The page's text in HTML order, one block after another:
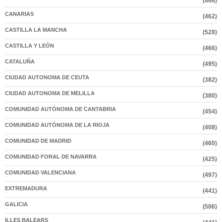
CANARIAS (462)
CASTILLA LA MANCHA (528)
CASTILLA Y LEÓN (466)
CATALUÑA (495)
CIUDAD AUTONOMA DE CEUTA (382)
CIUDAD AUTONOMA DE MELILLA (380)
COMUNIDAD AUTÓNOMA DE CANTABRIA (454)
COMUNIDAD AUTÓNOMA DE LA RIOJA (408)
COMUNIDAD DE MADRID (460)
COMUNIDAD FORAL DE NAVARRA (425)
COMUNIDAD VALENCIANA (497)
EXTREMADURA (441)
GALICIA (506)
ILLES BALEARS